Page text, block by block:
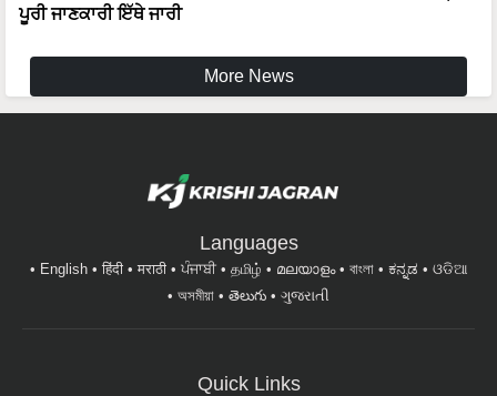
ਪੂਰੀ ਜਾਣਕਾਰੀ ਇੱਥੇ ਜਾਰੀ
More News
Languages
English हिंदी मराठी ਪੰਜਾਬੀ தமிழ் മലയാളം বাংলা ಕನ್ನಡ
ଓଡିଆ
অসমীয়া
తెలుగు ગુજરાતી
Quick Links